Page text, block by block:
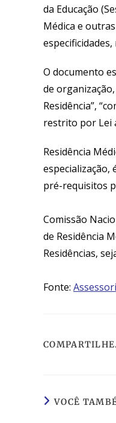
da Educação (
Médica e
O documento
de
Residência”,
restrito por Lei
Residência
especialização,
pré-requisitos
Comissão
de Residência
Residências,
Fonte:
VOCÊ